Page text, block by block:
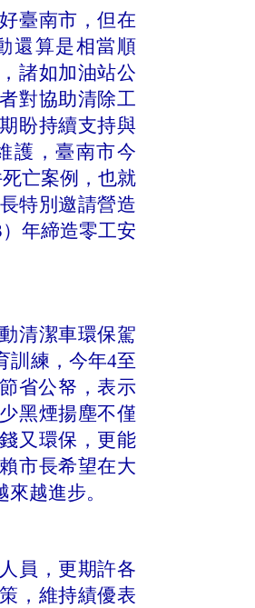
臺南市，但在
還算是相當順
諸如加油站公
對協助清除工
盼持續支持與
護，臺南市今
亡案例，也就
特別邀請營造
）年締造零工安
清潔車環保駕
訓練，今年4至
省公帑，表示
黑煙揚塵不僅
又環保，更能
市長希望在大
越進步。
員，更期許各
，維持績優表